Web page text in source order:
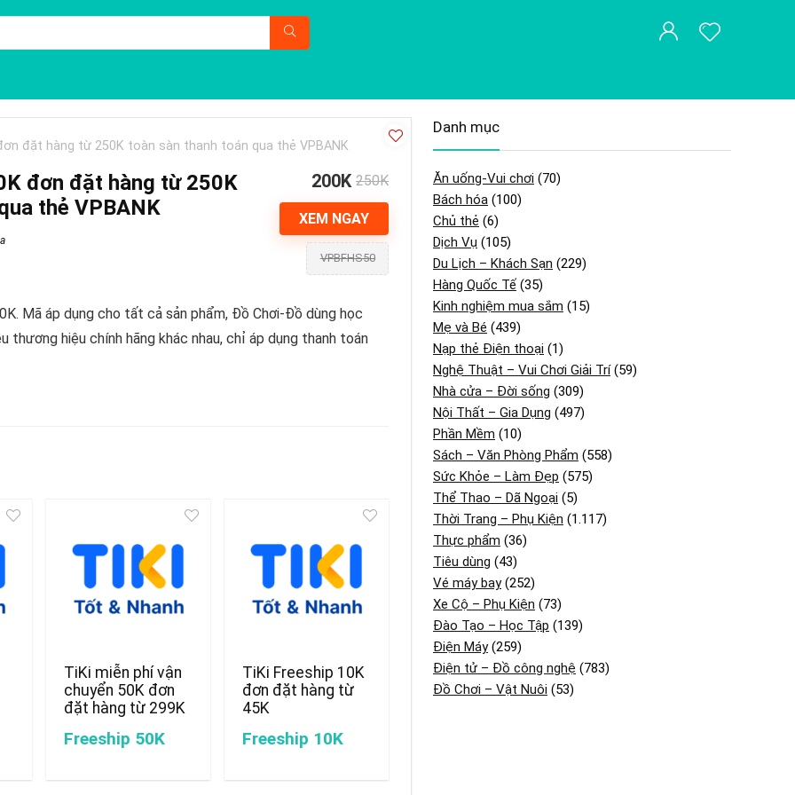
đặt hàng từ 250K toàn sàn thanh toán qua thẻ VPBANK
đơn đặt hàng từ 250K
thẻ VPBANK
200K 250K
XEM NGAY
VPBFHS50
Mã áp dụng cho tất cả sản phẩm, Đồ Chơi-Đồ dùng học
thương hiệu chính hãng khác nhau, chỉ áp dụng thanh toán
TiKi miễn phí vận
chuyển 50K đơn
đặt hàng từ 299K
Freeship 50K
TiKi Freeship 10K
đơn đặt hàng từ
45K
Freeship 10K
Danh mục
Ăn uống-Vui chơi (70)
Bách hóa (100)
Chủ thẻ (6)
Dịch Vụ (105)
Du Lịch – Khách Sạn (229)
Hàng Quốc Tế (35)
Kinh nghiệm mua sắm (15)
Mẹ và Bé (439)
Nạp thẻ Điện thoại (1)
Nghệ Thuật – Vui Chơi Giải Trí(59)
Nhà cửa – Đời sống (309)
Nội Thất – Gia Dụng (497)
Phần Mềm (10)
Sách – Văn Phòng Phẩm (558)
Sức Khỏe – Làm Đẹp (575)
Thể Thao – Dã Ngoại (5)
Thời Trang – Phụ Kiện (1.117)
Thực phẩm (36)
Tiêu dùng (43)
Vé máy bay(252)
Xe Cộ – Phụ Kiện (73)
Đào Tạo – Học Tập (139)
Điện Máy(259)
Điện tử – Đồ công nghệ (783)
Đồ Chơi – Vật Nuôi (53)